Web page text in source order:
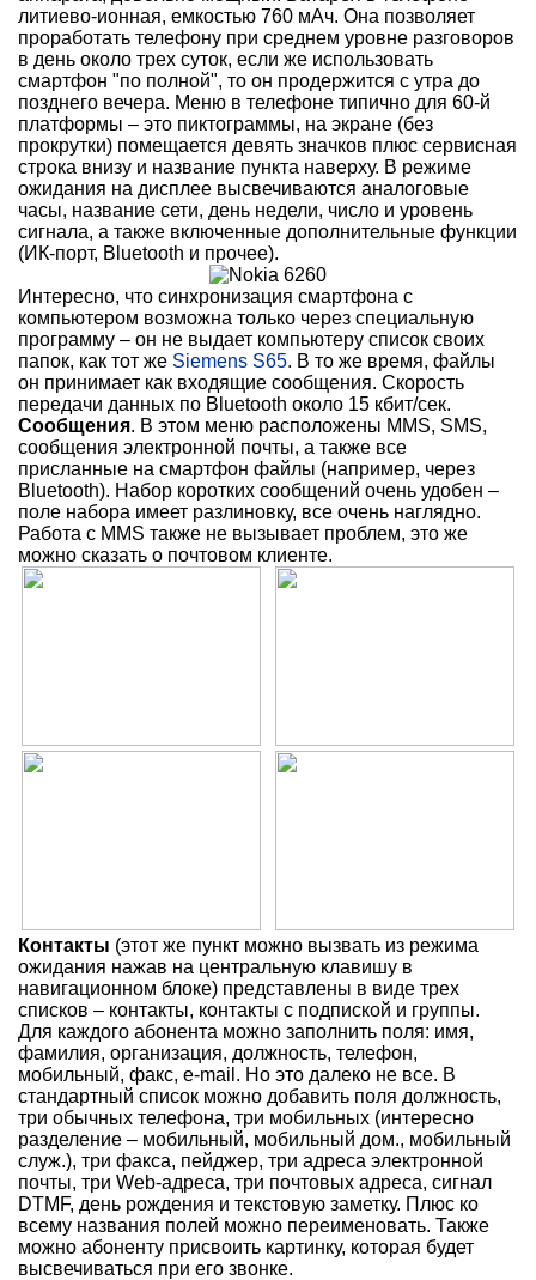
литиево-ионная, емкостью 760 мАч. Она позволяет
проработать телефону при среднем уровне разговоров
в день около трех суток, если же использовать
смартфон "по полной", то он продержится с утра до
позднего вечера. Меню в телефоне типично для 60-й
платформы – это пиктограммы, на экране (без
прокрутки) помещается девять значков плюс сервисная
строка внизу и название пункта наверху. В режиме
ожидания на дисплее высвечиваются аналоговые
часы, название сети, день недели, число и уровень
сигнала, а также включенные дополнительные функции
(ИК-порт, Bluetooth и прочее).
Интересно, что синхронизация смартфона с
компьютером возможна только через специальную
программу – он не выдает компьютеру список своих
папок, как тот же Siemens S65. В то же время, файлы
он принимает как входящие сообщения. Скорость
передачи данных по Bluetooth около 15 кбит/сек.
Сообщения. В этом меню расположены MMS, SMS,
сообщения электронной почты, а также все
присланные на смартфон файлы (например, через
Bluetooth). Набор коротких сообщений очень удобен –
поле набора имеет разлиновку, все очень наглядно.
Работа с MMS также не вызывает проблем, это же
можно сказать о почтовом клиенте.
Контакты (этот же пункт можно вызвать из режима
ожидания нажав на центральную клавишу в
навигационном блоке) представлены в виде трех
списков – контакты, контакты с подпиской и группы.
Для каждого абонента можно заполнить поля: имя,
фамилия, организация, должность, телефон,
мобильный, факс, e-mail. Но это далеко не все. В
стандартный список можно добавить поля должность,
три обычных телефона, три мобильных (интересно
разделение – мобильный, мобильный дом., мобильный
служ.), три факса, пейджер, три адреса электронной
почты, три Web-адреса, три почтовых адреса, сигнал
DTMF, день рождения и текстовую заметку. Плюс ко
всему названия полей можно переименовать. Также
можно абоненту присвоить картинку, которая будет
высвечиваться при его звонке.